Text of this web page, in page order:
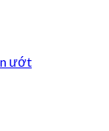
ướt